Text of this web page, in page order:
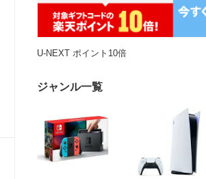
U-NEXT ポイント10倍
ジャンル一覧